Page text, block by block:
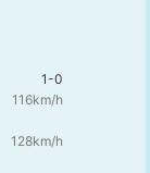
1-0
116km/h
128km/h